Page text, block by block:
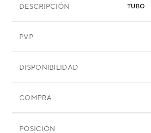
DESCRIPCIÓN TUBO
PVP
DISPONIBILIDAD
COMPRA
POSICIÓN